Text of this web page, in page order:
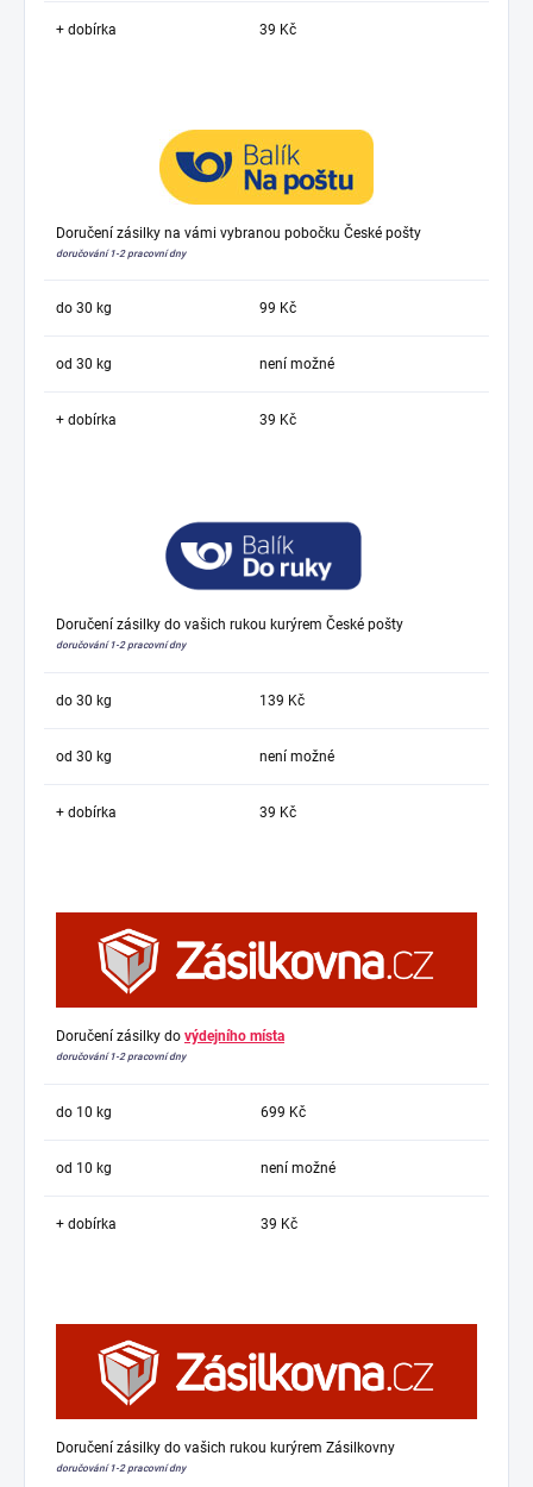
+ dobírka 39 Kč
Doručení zásilky na vámi vybranou pobočku České pošty
doručování 1-2 pracovní dny
do 30 kg 99 Kč
od 30 kg není možné
+ dobírka 39 Kč
Doručení zásilky do vašich rukou kurýrem České pošty
doručování 1-2 pracovní dny
do 30 kg 139 Kč
od 30 kg není možné
+ dobírka 39 Kč
Doručení zásilky do výdejního místa
doručování 1-2 pracovní dny
do 10 kg 699 Kč
od 10 kg není možné
+ dobírka 39 Kč
Doručení zásilky do vašich rukou kurýrem Zásilkovny
doručování 1-2 pracovní dny